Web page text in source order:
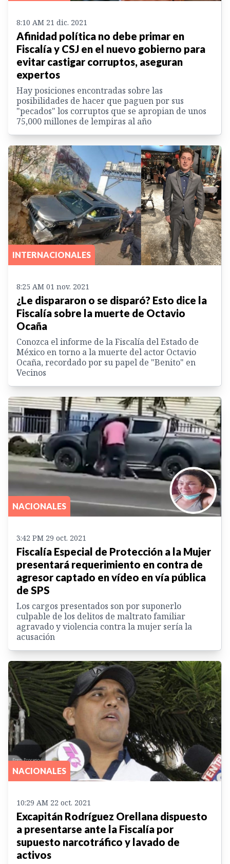
8:10 AM 21 dic. 2021
Afinidad política no debe primar en
Fiscalía y CSJ en el nuevo gobierno para
evitar castigar corruptos, aseguran
expertos
Hay posiciones encontradas sobre las
posibilidades de hacer que paguen por sus
"pecados" los corruptos que se apropian de unos
75,000 millones de lempiras al año
INTERNACIONALES
8:25 AM 01 nov. 2021
¿Le dispararon o se disparó? Esto dice la
Fiscalía sobre la muerte de Octavio
Ocaña
Conozca el informe de la Fiscalía del Estado de
México en torno a la muerte del actor Octavio
Ocaña, recordado por su papel de "Benito" en
Vecinos
NACIONALES
3:42 PM 29 oct. 2021
Fiscalía Especial de Protección a la Mujer
presentará requerimiento en contra de
agresor captado en vídeo en vía pública
de SPS
Los cargos presentados son por suponerlo
culpable de los delitos de maltrato familiar
agravado y violencia contra la mujer sería la
acusación
NACIONALES
10:29 AM 22 oct. 2021
Excapitán Rodríguez Orellana dispuesto
a presentarse ante la Fiscalía por
supuesto narcotráfico y lavado de
activos